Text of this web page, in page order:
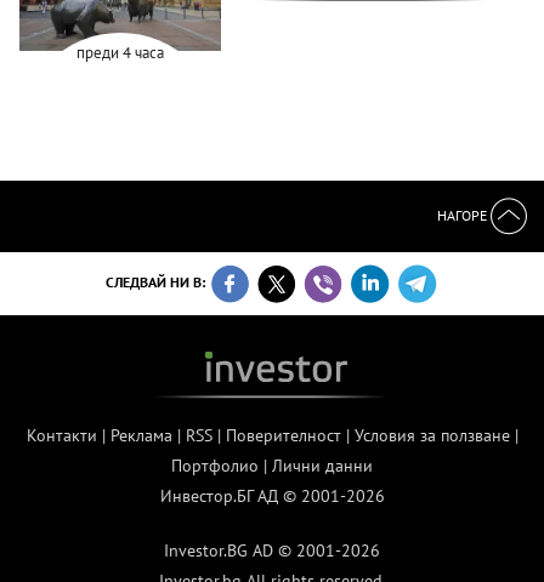
преди 4 часа
НАГОРЕ
СЛЕДВАЙ НИ В:
Контакти | Реклама | RSS| Поверителност| Условия за ползване|
Портфолио | Лични данни
Инвестор.БГ АД © 2001-2026
Investor.BG AD © 2001-2026